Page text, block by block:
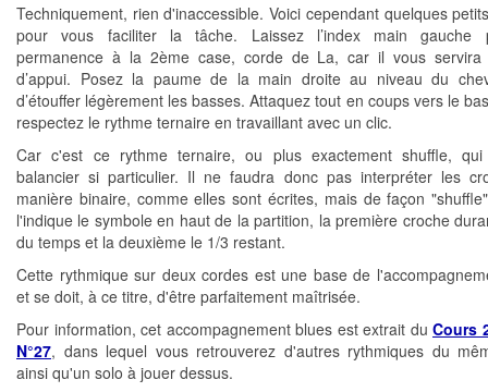
Techniquement, rien d'inaccessible. Voici cependant quelques
pour vous faciliter la tâche. Laissez l’index main gauche
permanence à la 2ème case, corde de La, car il vous
d’appui. Posez la paume de la main droite au niveau du
d’étouffer légèrement les basses. Attaquez tout en coups vers le
respectez le rythme ternaire en travaillant avec un clic.
Car c'est ce rythme ternaire, ou plus exactement shuffle,
balancier si particulier. Il ne faudra donc pas interpréter les
manière binaire, comme elles sont écrites, mais de façon
l'indique le symbole en haut de la partition, la première croche
du temps et la deuxième le 1/3 restant.
Cette rythmique sur deux cordes est une base de
et se doit, à ce titre, d'être parfaitement maîtrisée.
Pour information, cet accompagnement blues est extrait du Cours
N°27, dans lequel vous retrouverez d'autres rythmiques du
ainsi qu'un solo à jouer dessus.